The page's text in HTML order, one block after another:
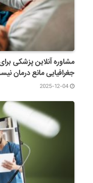
مشاوره آنلاین پزشکی
جغرافیایی مانع درمان
2025-12-04